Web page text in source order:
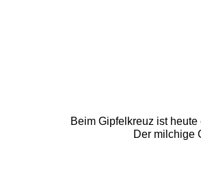
Beim Gipfelkreuz ist
Der milchige